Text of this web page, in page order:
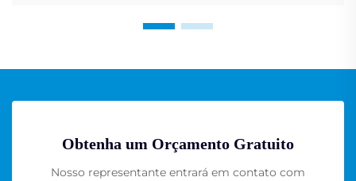
Obtenha um Orçamento Gratuito
Nosso representante entrará em contato com